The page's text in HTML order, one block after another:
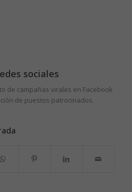
sociales
de campañas virales en Facebook
de puestos patrocinados.